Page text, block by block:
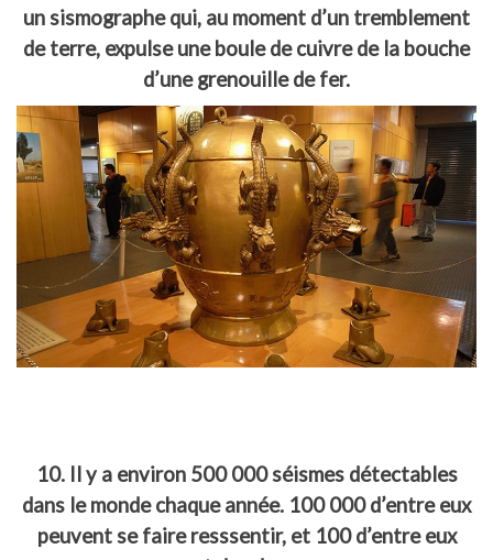
un sismographe qui, au moment d’un tremblement
de terre, expulse une boule de cuivre de la bouche
d’une grenouille de fer.
10. Il y a environ 500 000 séismes détectables
dans le monde chaque année. 100 000 d’entre eux
peuvent se faire resssentir, et 100 d’entre eux